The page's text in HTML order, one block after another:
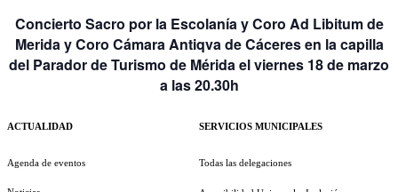
Concierto Sacro por la Escolanía y Coro Ad Libitum de
Merida y Coro Cámara Antiqva de Cáceres en la capilla
del Parador de Turismo de Mérida el viernes 18 de marzo
a las 20.30h
ACTUALIDAD
Agenda de eventos
SERVICIOS MUNICIPALES
Todas las delegaciones